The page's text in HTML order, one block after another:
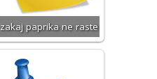
zakaj paprika ne raste